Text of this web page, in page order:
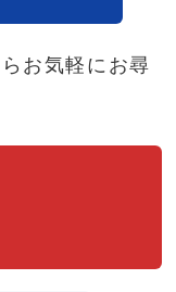
お気軽にお尋